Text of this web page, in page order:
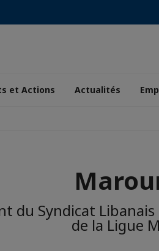
et Actions Actualités
du Syndicat
de la Ligue